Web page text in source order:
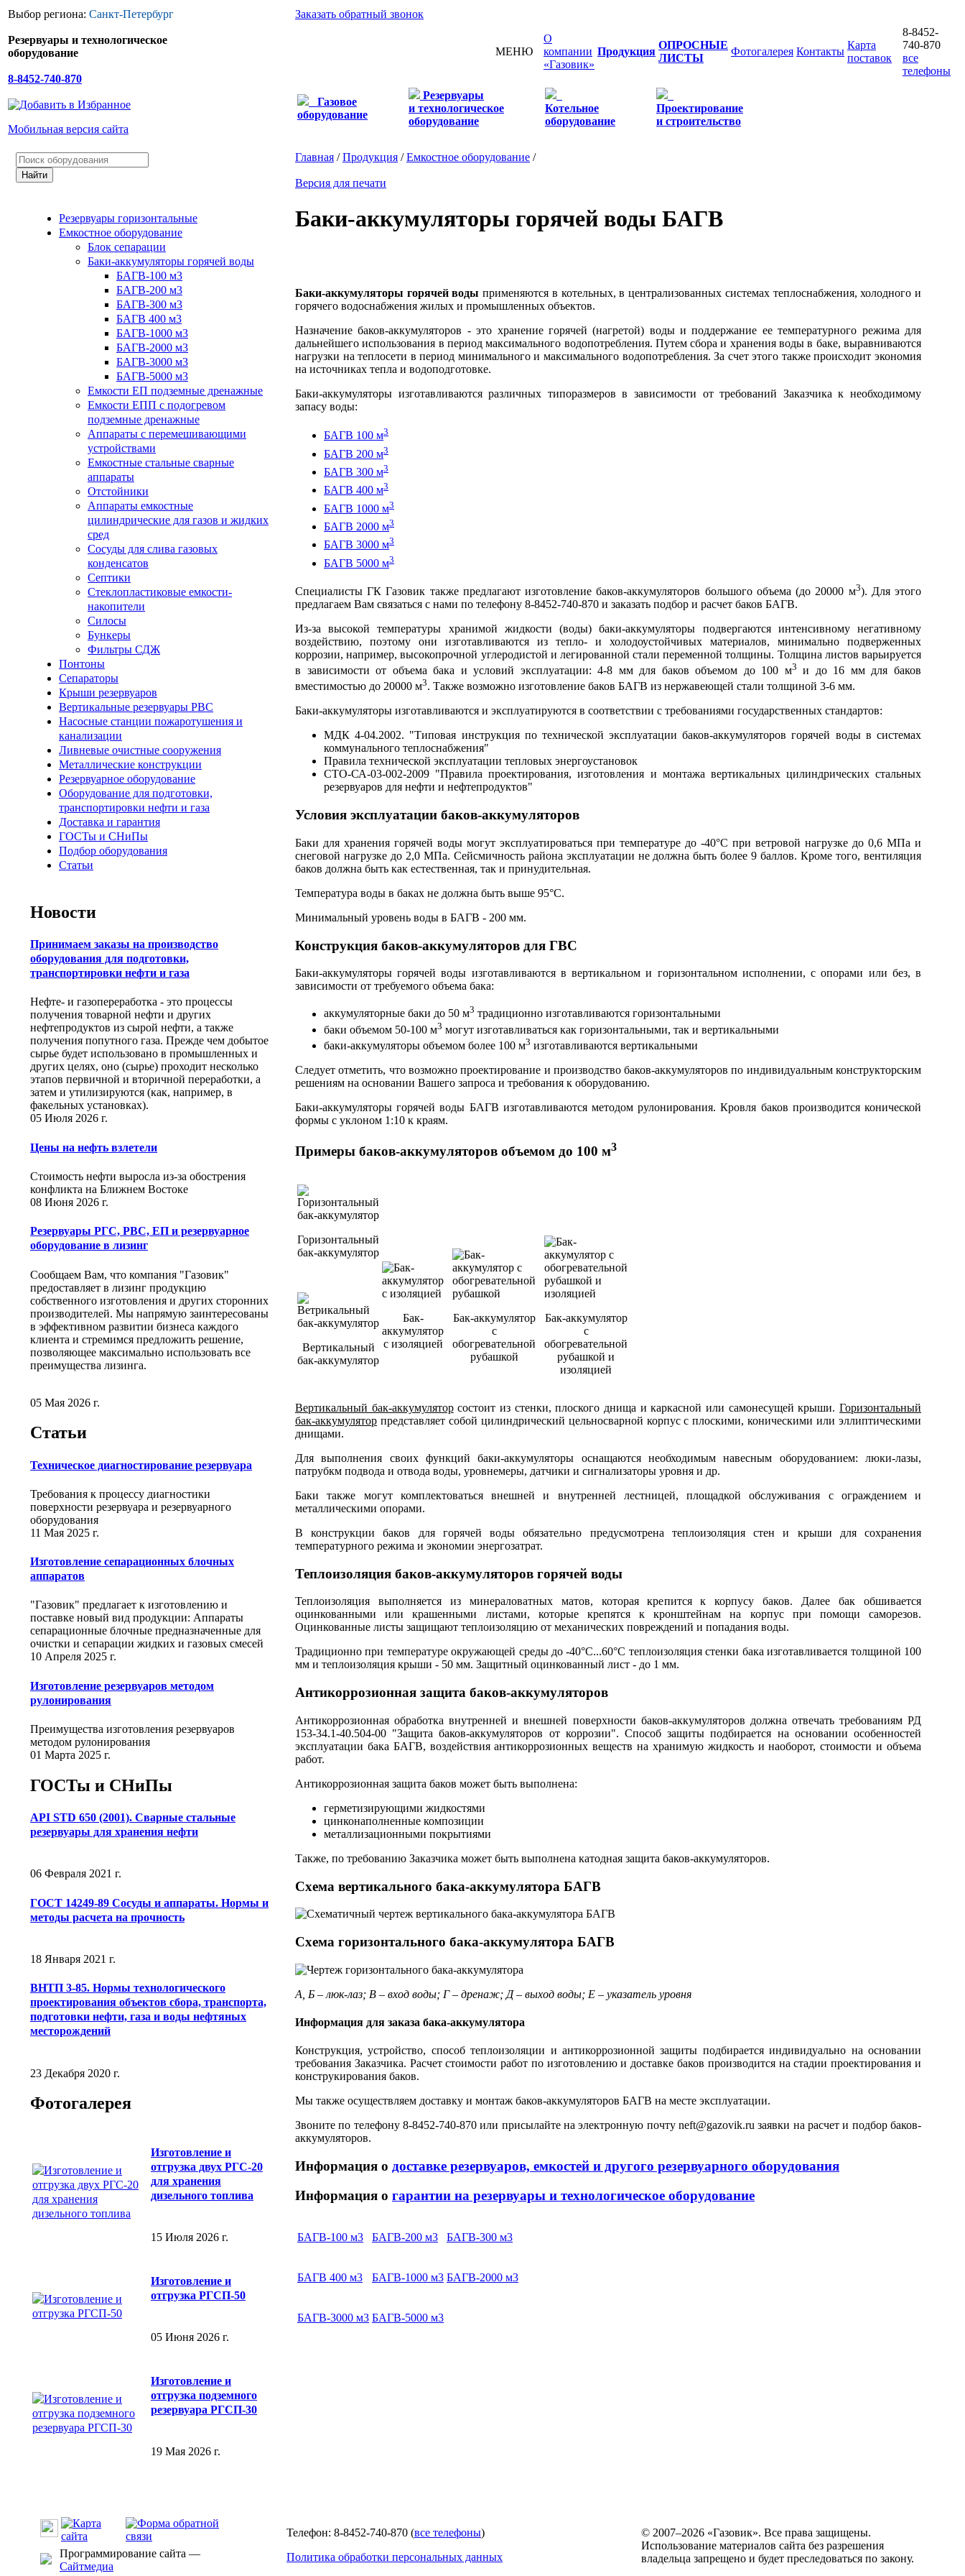
Выбор региона: Санкт-Петербург
Резервуары и технологическое
оборудование
8-8452-740-870
Мобильная версия сайта
Заказать обратный звонок
МЕНЮ
О
компании
«Газовик»
Продукция
ОПРОСНЫЕ
ЛИСТЫ
Фотогалерея Контакты
Карта
поставок
8-8452-
740-870
все
телефоны
Газовое
оборудование
Резервуары
и технологическое
оборудование
Котельное
оборудование
Проектирование
и строительство
Резервуары горизонтальные
Емкостное оборудование
Блок сепарации
Баки-аккумуляторы горячей воды
БАГВ-100 м3
БАГВ-200 м3
БАГВ-300 м3
БАГВ 400 м3
БАГВ-1000 м3
БАГВ-2000 м3
БАГВ-3000 м3
БАГВ-5000 м3
Емкости ЕП подземные дренажные
Емкости ЕПП с подогревом
подземные дренажные
Аппараты с перемешивающими
устройствами
Емкостные стальные сварные
аппараты
Отстойники
Аппараты емкостные
цилиндрические для газов и жидких
сред
Сосуды для слива газовых
конденсатов
Септики
Стеклопластиковые емкости-
накопители
Силосы
Бункеры
Фильтры СДЖ
Понтоны
Сепараторы
Крыши резервуаров
Вертикальные резервуары РВС
Насосные станции пожаротушения и
канализации
Ливневые очистные сооружения
Металлические конструкции
Резервуарное оборудование
Оборудование для подготовки,
транспортировки нефти и газа
Доставка и гарантия
ГОСТы и СНиПы
Подбор оборудования
Статьи
Новости
Принимаем заказы на производство
оборудования для подготовки,
транспортировки нефти и газа
Нефте- и газопереработка - это процессы
получения товарной нефти и других
нефтепродуктов из сырой нефти, а также
получения попутного газа. Прежде чем добытое
сырье будет использовано в промышленных и
других целях, оно (сырье) проходит несколько
этапов первичной и вторичной переработки, а
затем и утилизируются (как, например, в
факельных установках).
05 Июля 2026 г.
Цены на нефть взлетели
Стоимость нефти выросла из-за обострения
конфликта на Ближнем Востоке
08 Июня 2026 г.
Резервуары РГС, РВС, ЕП и резервуарное
оборудование в лизинг
Сообщаем Вам, что компания "Газовик"
предоставляет в лизинг продукцию
собственного изготовления и других сторонних
производителей. Мы напрямую заинтересованы
в эффективном развитии бизнеса каждого
клиента и стремимся предложить решение,
позволяющее максимально использовать все
преимущества лизинга.
05 Мая 2026 г.
Статьи
Техническое диагностирование резервуара
Требования к процессу диагностики
поверхности резервуара и резервуарного
оборудования
11 Мая 2025 г.
Изготовление сепарационных блочных
аппаратов
"Газовик" предлагает к изготовлению и
поставке новый вид продукции: Аппараты
сепарационные блочные предназначенные для
очистки и сепарации жидких и газовых смесей
10 Апреля 2025 г.
Изготовление резервуаров методом
рулонирования
Преимущества изготовления резервуаров
методом рулонирования
01 Марта 2025 г.
ГОСТы и СНиПы
API STD 650 (2001). Сварные стальные
резервуары для хранения нефти
06 Февраля 2021 г.
ГОСТ 14249-89 Сосуды и аппараты. Нормы и
методы расчета на прочность
18 Января 2021 г.
ВНТП 3-85. Нормы технологического
проектирования объектов сбора, транспорта,
подготовки нефти, газа и воды нефтяных
месторождений
23 Декабря 2020 г.
Фотогалерея
Изготовление и
отгрузка двух РГС-20
для хранения
дизельного топлива
15 Июля 2026 г.
Изготовление и
отгрузка РГСП-50
05 Июня 2026 г.
Изготовление и
отгрузка подземного
резервуара РГСП-30
19 Мая 2026 г.
Главная /Продукция /Емкостное оборудование /
Версия для печати
Баки-аккумуляторы горячей воды БАГВ
Баки-аккумуляторы горячей воды применяются в котельных, в централизованных системах теплоснабжения, холодного и
горячего водоснабжения жилых и промышленных объектов.
Назначение баков-аккумуляторов - это хранение горячей (нагретой) воды и поддержание ее температурного режима для
дальнейшего использования в период максимального водопотребления. Путем сбора и хранения воды в баке, выравниваются
нагрузки на теплосети в период минимального и максимального водопотребления. За счет этого также происходит экономия
на источниках тепла и водоподготовке.
Баки-аккумуляторы изготавливаются различных типоразмеров в зависимости от требований Заказчика к необходимому
запасу воды:
БАГВ 100 м3
БАГВ 200 м3
БАГВ 300 м3
БАГВ 400 м3
БАГВ 1000 м3
БАГВ 2000 м3
БАГВ 3000 м3
БАГВ 5000 м3
Специалисты ГК Газовик также предлагают изготовление баков-аккумуляторов большого объема (до 20000 м3). Для этого
предлагаем Вам связаться с нами по телефону 8-8452-740-870 и заказать подбор и расчет баков БАГВ.
Из-за высокой температуры хранимой жидкости (воды) баки-аккумуляторы подвергаются интенсивному негативному
воздействию, поэтому они изготавливаются из тепло- и холодоустойчивых материалов, минимально подверженных
коррозии, например, высокопрочной углеродистой и легированной стали переменной толщины. Толщина листов варьируется
в зависимости от объема бака и условий эксплуатации: 4-8 мм для баков объемом до 100 м3 и до 16 мм для баков
вместимостью до 20000 м3. Также возможно изготовление баков БАГВ из нержавеющей стали толщиной 3-6 мм.
Баки-аккумуляторы изготавливаются и эксплуатируются в соответствии с требованиями государственных стандартов:
МДК 4-04.2002. "Типовая инструкция по технической эксплуатации баков-аккумуляторов горячей воды в системах
коммунального теплоснабжения"
Правила технической эксплуатации тепловых энергоустановок
СТО-СА-03-002-2009 "Правила проектирования, изготовления и монтажа вертикальных цилиндрических стальных
резервуаров для нефти и нефтепродуктов"
Условия эксплуатации баков-аккумуляторов
Баки для хранения горячей воды могут эксплуатироваться при температуре до -40°С при ветровой нагрузке до 0,6 МПа и
снеговой нагрузке до 2,0 МПа. Сейсмичность района эксплуатации не должна быть более 9 баллов. Кроме того, вентиляция
баков должна быть как естественная, так и принудительная.
Температура воды в баках не должна быть выше 95°С.
Минимальный уровень воды в БАГВ - 200 мм.
Конструкция баков-аккумуляторов для ГВС
Баки-аккумуляторы горячей воды изготавливаются в вертикальном и горизонтальном исполнении, с опорами или без, в
зависимости от требуемого объема бака:
аккумуляторные баки до 50 м3 традиционно изготавливаются горизонтальными
баки объемом 50-100 м3 могут изготавливаться как горизонтальными, так и вертикальными
баки-аккумуляторы объемом более 100 м3 изготавливаются вертикальными
Следует отметить, что возможно проектирование и производство баков-аккумуляторов по индивидуальным конструкторским
решениям на основании Вашего запроса и требования к оборудованию.
Баки-аккумуляторы горячей воды БАГВ изготавливаются методом рулонирования. Кровля баков производится конической
формы с уклоном 1:10 к краям.
Примеры баков-аккумуляторов объемом до 100 м3
Горизонтальный
бак-аккумулятор
Бак-
аккумулятор
с изоляцией
Бак-аккумулятор
с
обогревательной
рубашкой
Бак-аккумулятор
с
обогревательной
рубашкой и
изоляцией
Вертикальный
бак-аккумулятор
Вертикальный бак-аккумуляторсостоит из стенки, плоского днища и каркасной или самонесущей крыши.Горизонтальный
бак-аккумулятор представляет собой цилиндрический цельносварной корпус с плоскими, коническими или эллиптическими
днищами.
Для выполнения своих функций баки-аккумуляторы оснащаются необходимым навесным оборудованием: люки-лазы,
патрубкм подвода и отвода воды, уровнемеры, датчики и сигнализаторы уровня и др.
Баки также могут комплектоваться внешней и внутренней лестницей, площадкой обслуживания с ограждением и
металлическими опорами.
В конструкции баков для горячей воды обязательно предусмотрена теплоизоляция стен и крыши для сохранения
температурного режима и экономии энергозатрат.
Теплоизоляция баков-аккумуляторов горячей воды
Теплоизоляция выполняется из минераловатных матов, которая крепится к корпусу баков. Далее бак обшивается
оцинкованными или крашенными листами, которые крепятся к кронштейнам на корпус при помощи саморезов.
Оцинкованные листы защищают теплоизоляцию от механических повреждений и попадания воды.
Традиционно при температуре окружающей среды до -40°С...60°С теплоизоляция стенки бака изготавливается толщиной 100
мм и теплоизоляция крыши - 50 мм. Защитный оцинкованный лист - до 1 мм.
Антикоррозионная защита баков-аккумуляторов
Антикоррозионная обработка внутренней и внешней поверхности баков-аккумуляторов должна отвечать требованиям РД
153-34.1-40.504-00 "Защита баков-аккумуляторов от коррозии". Способ защиты подбирается на основании особенностей
эксплуатации бака БАГВ, воздействия антикоррозионных веществ на хранимую жидкость и наоборот, стоимости и объема
работ.
Антикоррозионная защита баков может быть выполнена:
герметизирующими жидкостями
цинконаполненные композиции
металлизационными покрытиями
Также, по требованию Заказчика может быть выполнена катодная защита баков-аккумуляторов.
Схема вертикального бака-аккумулятора БАГВ
Схема горизонтального бака-аккумулятора БАГВ
А, Б – люк-лаз; В – вход воды; Г – дренаж; Д – выход воды; Е – указатель уровня
Информация для заказа бака-аккумулятора
Конструкция, устройство, способ теплоизоляции и антикоррозионной защиты подбирается индивидуально на основании
требования Заказчика. Расчет стоимости работ по изготовлению и доставке баков производится на стадии проектирования и
конструкирования баков.
Мы также осуществляем доставку и монтаж баков-аккумуляторов БАГВ на месте эксплуатации.
Звоните по телефону 8-8452-740-870 или присылайте на электронную почту neft@gazovik.ru заявки на расчет и подбор баков-
аккумуляторов.
Информация о доставке резервуаров, емкостей и другого резервуарного оборудования
Информация о гарантии на резервуары и технологическое оборудование
БАГВ-100 м3 БАГВ-200 м3 БАГВ-300 м3
БАГВ 400 м3 БАГВ-1000 м3 БАГВ-2000 м3
БАГВ-3000 м3 БАГВ-5000 м3
Программирование сайта —
Сайтмедиа
Телефон: 8-8452-740-870 (все телефоны)
Политика обработки персональных данных
© 2007–2026 «Газовик». Все права защищены.
Использование материалов сайта без разрешения
владельца запрещено и будет преследоваться по закону.